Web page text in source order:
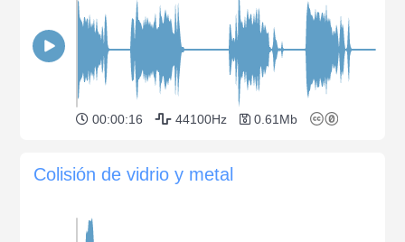
00:00:16 44100Hz 0.61Mb
Colisión de vidrio y metal